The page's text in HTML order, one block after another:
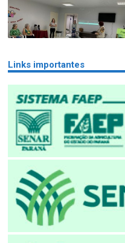
Links importantes